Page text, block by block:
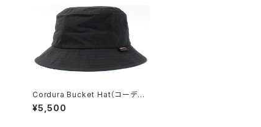
Cordura Bucket Hat（コーデュ
ラバケットハット）【bcl-y90369】
¥5,500